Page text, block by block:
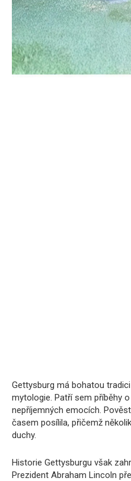
Gettysburg má bohatou
mytologie. Patří sem příběhy
nepříjemných emocích.
časem posílila, přičemž
duchy.
Historie Gettysburgu však
Prezident Abraham Lincoln